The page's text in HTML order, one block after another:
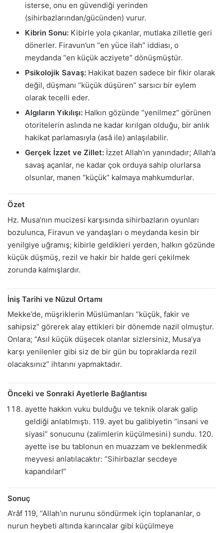
isterse, onu en güvendiği yerinden
(sihirbazlarından/gücünden) vurur.
Kibrin Sonu: Kibirle yola çıkanlar, mutlaka zilletle geri
dönerler. Firavun’un “en yüce ilah” iddiası, o
meydanda “en küçük acziyete” dönüşmüştür.
Psikolojik Savaş: Hakikat bazen sadece bir fikir olarak
değil, düşmanı “küçük düşüren” sarsıcı bir eylem
olarak tecelli eder.
Algıların Yıkılışı: Halkın gözünde “yenilmez” görünen
otoritelerin aslında ne kadar kırılgan olduğu, bir anlık
hakikat parlamasıyla (asâ ile) anlaşılabilir.
Gerçek İzzet ve Zillet: İzzet Allah’ın yanındadır; Allah’a
savaş açanlar, ne kadar çok orduya sahip olurlarsa
olsunlar, manen “küçük” kalmaya mahkumdurlar.
Özet
Hz. Musa’nın mucizesi karşısında sihirbazların oyunları
bozulunca, Firavun ve yandaşları o meydanda kesin bir
yenilgiye uğramış; kibirle geldikleri yerden, halkın gözünde
küçük düşmüş, rezil ve hakir bir halde geri çekilmek
zorunda kalmışlardır.
İniş Tarihi ve Nüzul Ortamı
Mekke’de, müşriklerin Müslümanları “küçük, fakir ve
sahipsiz” görerek alay ettikleri bir dönemde nazil olmuştur.
Onlara; “Asıl küçük düşecek olanlar sizlersiniz, Musa’ya
karşı yenilenler gibi siz de bir gün bu topraklarda rezil
olacaksınız” ihtarını yapmaktadır.
Önceki ve Sonraki Ayetlerle Bağlantısı
ayette hakkın vuku bulduğu ve teknik olarak galip
geldiği anlatılmıştı. 119. ayet bu galibiyetin “insani ve
siyasi” sonucunu (zalimlerin küçülmesini) sundu. 120.
ayette ise bu tablonun en muazzam ve beklenmedik
meyvesi anlatılacaktır: “Sihirbazlar secdeye
kapandılar!”
Sonuç
A’râf 119, “Allah’ın nurunu söndürmek için toplananlar, o
nurun heybeti altında karıncalar gibi küçülmeye